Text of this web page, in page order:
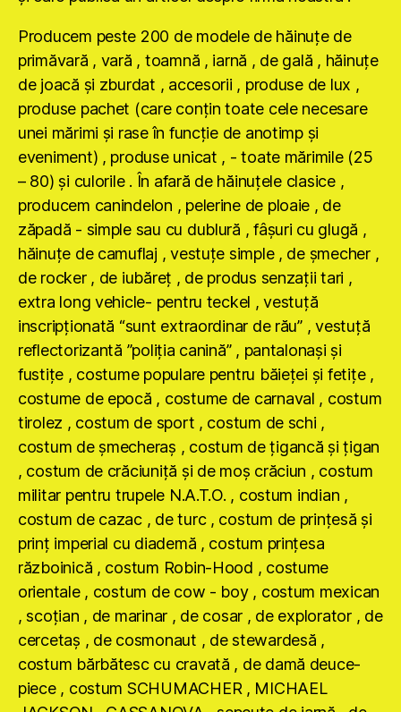
Producem peste 200 de modele de hăinuţe de
primăvară , vară , toamnă , iarnă , de gală , hăinuţe
de joacă şi zburdat , accesorii , produse de lux ,
produse pachet (care conţin toate cele necesare
unei mărimi şi rase în funcţie de anotimp şi
eveniment) , produse unicat , - toate mărimile (25
– 80) şi culorile . În afară de hăinuţele clasice ,
producem canindelon , pelerine de ploaie , de
zăpadă - simple sau cu dublură , fâşuri cu glugă ,
hăinuţe de camuflaj , vestuţe simple , de şmecher ,
de rocker , de iubăreţ , de produs senzaţii tari ,
extra long vehicle- pentru teckel , vestuţă
inscripţionată “sunt extraordinar de rău” , vestuţă
reflectorizantă ”poliţia canină” , pantalonaşi şi
fustiţe , costume populare pentru băieţei şi fetiţe ,
costume de epocă , costume de carnaval , costum
tirolez , costum de sport , costum de schi ,
costum de şmecheraş , costum de ţigancă şi ţigan
, costum de crăciuniţă şi de moş crăciun , costum
militar pentru trupele N.A.T.O. , costum indian ,
costum de cazac , de turc , costum de prinţesă şi
prinţ imperial cu diademă , costum prinţesa
războinică , costum Robin-Hood , costume
orientale , costum de cow - boy , costum mexican
, scoţian , de marinar , de cosar , de explorator , de
cercetaş , de cosmonaut , de stewardesă ,
costum bărbătesc cu cravată , de damă deuce-
piece , costum SCHUMACHER , MICHAEL